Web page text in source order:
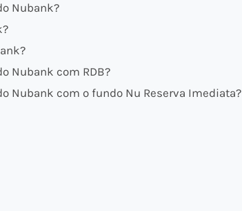
Nubank?
Nubank com RDB?
Nubank com o fundo Nu Reserva Imediata?